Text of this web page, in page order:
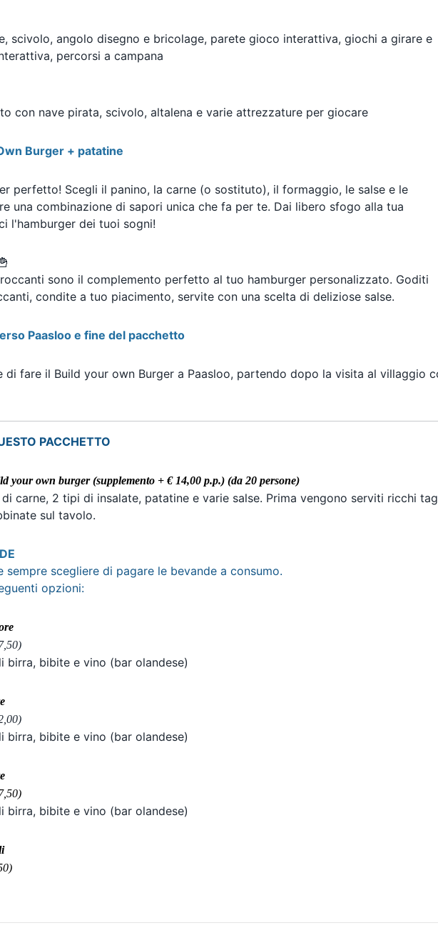
scivolo, angolo disegno e bricolage, parete gioco interattiva, giochi a girare e
percorsi a campana
con nave pirata, scivolo, altalena e varie attrezzature per giocare
Burger + patatine
perfetto! Scegli il panino, la carne (o sostituto), il formaggio, le salse e le
una combinazione di sapori unica che fa per te. Dai libero sfogo alla tua
l'hamburger dei tuoi sogni!
sono il complemento perfetto al tuo hamburger personalizzato. Goditi
condite a tuo piacimento, servite con una scelta di deliziose salse.
Paasloo e fine del pacchetto
di fare il Build your own Burger a Paasloo, partendo dopo la visita al villaggio
PACCHETTO
your own burger (supplemento + € 14,00 p.p.) (da 20 persone)
carne, 2 tipi di insalate, patatine e varie salse. Prima vengono serviti ricchi
sul tavolo.
sempre scegliere di pagare le bevande a consumo.
opzioni:
birra, bibite e vino (bar olandese)
birra, bibite e vino (bar olandese)
birra, bibite e vino (bar olandese)